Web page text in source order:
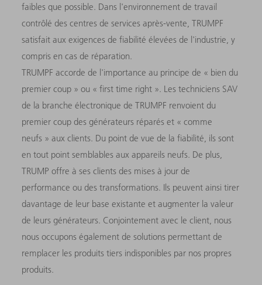
faibles que possible. Dans l'environnement de travail
contrôlé des centres de services après-vente, TRUMPF
satisfait aux exigences de fiabilité élevées de l'industrie, y
compris en cas de réparation.
TRUMPF accorde de l'importance au principe de « bien du
premier coup » ou « first time right ». Les techniciens SAV
de la branche électronique de TRUMPF renvoient du
premier coup des générateurs réparés et « comme
neufs » aux clients. Du point de vue de la fiabilité, ils sont
en tout point semblables aux appareils neufs. De plus,
TRUMP offre à ses clients des mises à jour de
performance ou des transformations. Ils peuvent ainsi tirer
davantage de leur base existante et augmenter la valeur
de leurs générateurs. Conjointement avec le client, nous
nous occupons également de solutions permettant de
remplacer les produits tiers indisponibles par nos propres
produits.